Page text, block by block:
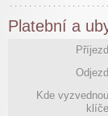
Platební a
Kde